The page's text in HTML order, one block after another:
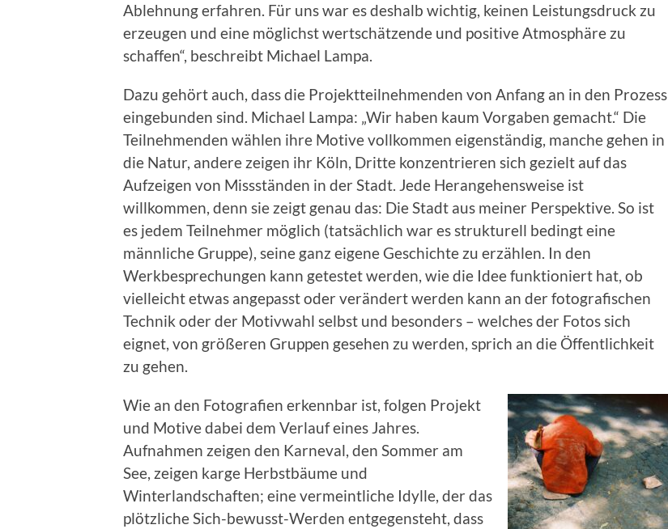
Ablehnung erfahren. Für uns war es deshalb wichtig, keinen Leistungsdruck zu
erzeugen und eine möglichst wertschätzende und positive Atmosphäre zu
schaffen“, beschreibt Michael Lampa.
Dazu gehört auch, dass die Projektteilnehmenden von Anfang an in den Prozess
eingebunden sind. Michael Lampa: „Wir haben kaum Vorgaben gemacht.“ Die
Teilnehmenden wählen ihre Motive vollkommen eigenständig, manche gehen in
die Natur, andere zeigen ihr Köln, Dritte konzentrieren sich gezielt auf das
Aufzeigen von Missständen in der Stadt. Jede Herangehensweise ist
willkommen, denn sie zeigt genau das: Die Stadt aus meiner Perspektive. So ist
es jedem Teilnehmer möglich (tatsächlich war es strukturell bedingt eine
männliche Gruppe), seine ganz eigene Geschichte zu erzählen. In den
Werkbesprechungen kann getestet werden, wie die Idee funktioniert hat, ob
vielleicht etwas angepasst oder verändert werden kann an der fotografischen
Technik oder der Motivwahl selbst und besonders – welches der Fotos sich
eignet, von größeren Gruppen gesehen zu werden, sprich an die Öffentlichkeit
zu gehen.
Wie an den Fotografien erkennbar ist, folgen Projekt
und Motive dabei dem Verlauf eines Jahres.
Aufnahmen zeigen den Karneval, den Sommer am
See, zeigen karge Herbstbäume und
Winterlandschaften; eine vermeintliche Idylle, der das
plötzliche Sich-bewusst-Werden entgegensteht, dass